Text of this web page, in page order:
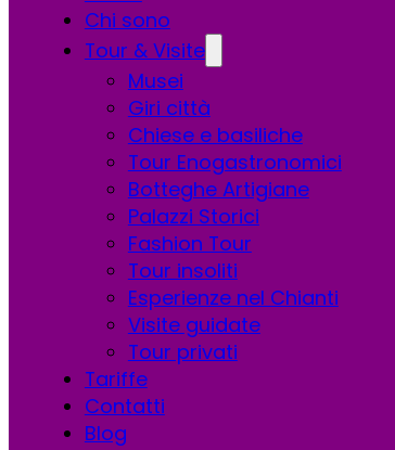
Chi sono
Tour & Visite
Musei
Giri città
Chiese e basiliche
Tour Enogastronomici
Botteghe Artigiane
Palazzi Storici
Fashion Tour
Tour insoliti
Esperienze nel Chianti
Visite guidate
Tour privati
Tariffe
Contatti
Blog